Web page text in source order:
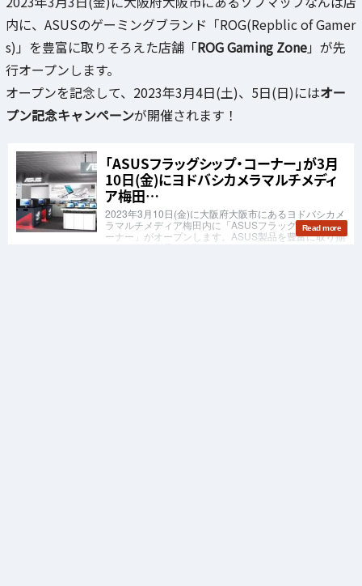
内に、ASUSのゲーミングブランド「ROG(Repblic of Gamer
s)」を豊富に取りそろえた店舗「ROG Gaming Zone」が先
行オープンします。
オープンを記念して、2023年3月4日(土)、5日(日)にはオー
プン記念キャンペーンが開催されます！